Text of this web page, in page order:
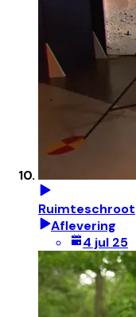
Ruimteschroot
Aflevering
4 jul 25